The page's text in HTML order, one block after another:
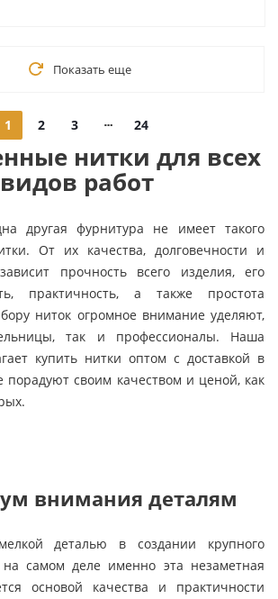
Показать еще
1 2 3 24
нитки для всех
видов работ
другая фурнитура не имеет такого
От их качества, долговечности и
прочность всего изделия, его
практичность, а также простота
ниток огромное внимание уделяют,
так и профессионалы. Наша
купить нитки оптом с доставкой в
порадуют своим качеством и ценой, как
внимания деталям
деталью в создании крупного
на самом деле именно эта незаметная
основой качества и практичности